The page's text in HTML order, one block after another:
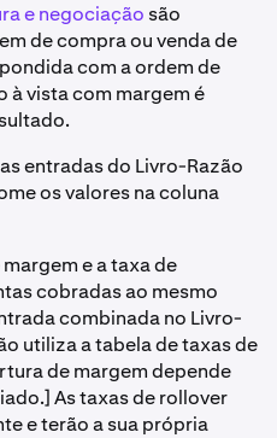
e negociação são
de compra ou venda de
com a ordem de
à vista com margem é
entradas do Livro-Razão
os valores na coluna
e a taxa de
cobradas ao mesmo
combinada no Livro-
utiliza a tabela de taxas de
de margem depende
As taxas de rollover
e terão a sua própria